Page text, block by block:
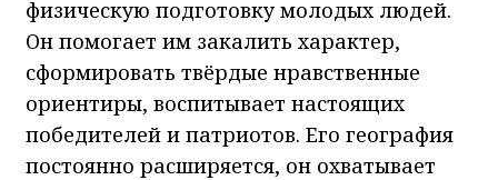
физическую подготовку молодых людей.
Он помогает им закалить характер,
сформировать твёрдые нравственные
ориентиры, воспитывает настоящих
победителей и патриотов. Его география
постоянно расширяется, он охватывает